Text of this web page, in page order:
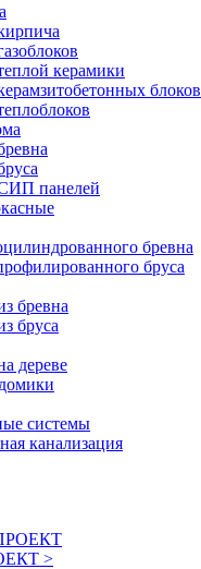
керамики
блоков
панелей
бревна
бруса
бревна
бруса
дереве
системы
канализация
>